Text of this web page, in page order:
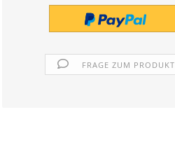
FRAGE ZUM PRODUKT